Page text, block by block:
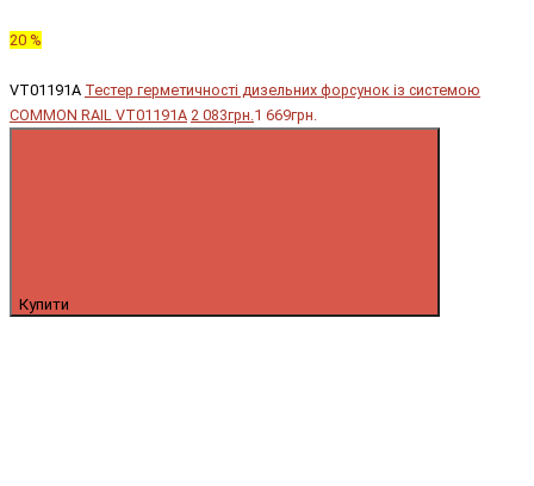
20 %
VT01191A Тестер герметичності дизельних форсунок із системою
COMMON RAIL VT01191A 2 083грн.1 669грн.
Купити